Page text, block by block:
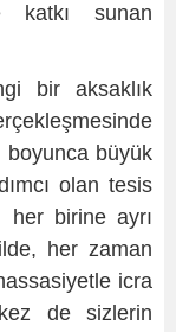
katkı sunan
bir aksaklık
boyunca büyük
olan tesis
her birine ayrı
her zaman
icra
de sizlerin